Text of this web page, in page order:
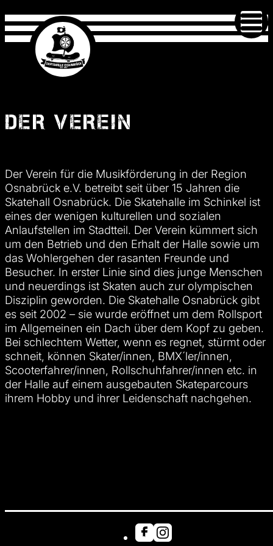
DER VEREIN
Der Verein für die Musikförderung in der Region
Osnabrück e.V. betreibt seit über 15 Jahren die
Skatehall Osnabrück. Die Skatehalle im Schinkel ist
eines der wenigen kulturellen und sozialen
Anlaufstellen im Stadtteil. Der Verein kümmert sich
um den Betrieb und den Erhalt der Halle sowie um
das Wohlergehen der rasanten Freunde und
Besucher. In erster Linie sind dies junge Menschen
und neuerdings ist Skaten auch zur olympischen
Disziplin geworden. Die Skatehalle Osnabrück gibt
es seit 2002 – sie wurde eröffnet um dem Rollsport
im Allgemeinen ein Dach über dem Kopf zu geben.
Bei schlechtem Wetter, wenn es regnet, stürmt oder
schneit, können Skater/innen, BMX´ler/innen,
Scooterfahrer/innen, Rollschuhfahrer/innen etc. in
der Halle auf einem ausgebauten Skateparcours
ihrem Hobby und ihrer Leidenschaft nachgehen.
Facebook
Instagram